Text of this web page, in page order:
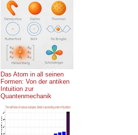
Das Atom in all seinen
Formen: Von der antiken
Intuition zur
Quantenmechanik